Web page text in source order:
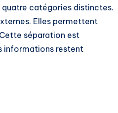
quatre catégories distinctes.
Elles permettent
séparation est
informations restent